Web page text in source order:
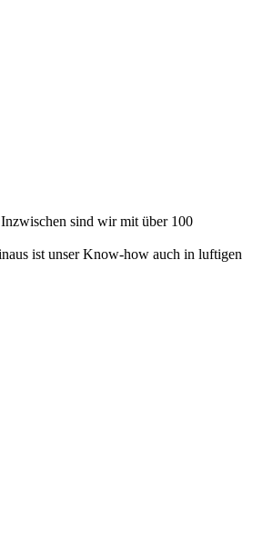
sind wir mit über 100
ist unser Know-how auch in luftigen